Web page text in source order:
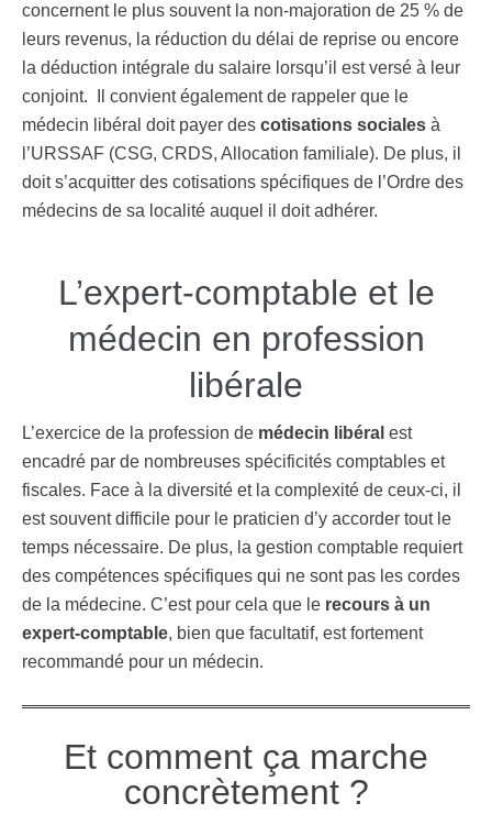
concernent le plus souvent la non-majoration de 25 % de
leurs revenus, la réduction du délai de reprise ou encore
la déduction intégrale du salaire lorsqu’il est versé à leur
conjoint.
Il convient également de rappeler que le
médecin libéral doit payer des cotisations sociales à
l’URSSAF (CSG, CRDS, Allocation familiale). De plus, il
doit s’acquitter des cotisations spécifiques de l’Ordre des
médecins de sa localité auquel il doit adhérer.
L’expert-comptable et le
médecin en profession
libérale
L’exercice de la profession de médecin libéral est
encadré par de nombreuses spécificités comptables et
fiscales. Face à la diversité et la complexité de ceux-ci, il
est souvent difficile pour le praticien d’y accorder tout le
temps nécessaire. De plus, la gestion comptable requiert
des compétences spécifiques qui ne sont pas les cordes
de la médecine. C’est pour cela que le recours à un
expert-comptable, bien que facultatif, est fortement
recommandé pour un médecin.
Et comment ça marche
concrètement ?